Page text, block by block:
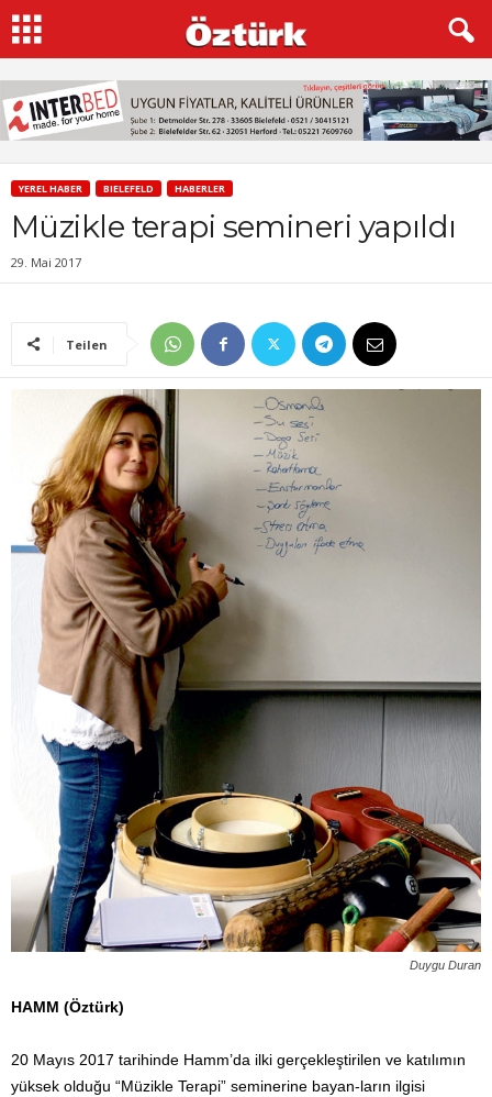
YEREL HABER BIELEFELD HABERLER
Müzikle terapi semineri yapıldı
29. Mai 2017
Teilen
Duygu Duran
HAMM (Öztürk)
20 Mayıs 2017 tarihinde Hamm’da ilki gerçekleştirilen ve katılımın
yüksek olduğu “Müzikle Terapi” seminerine bayan-ların ilgisi